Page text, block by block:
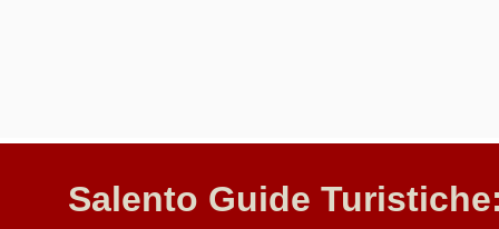
Salento Guide